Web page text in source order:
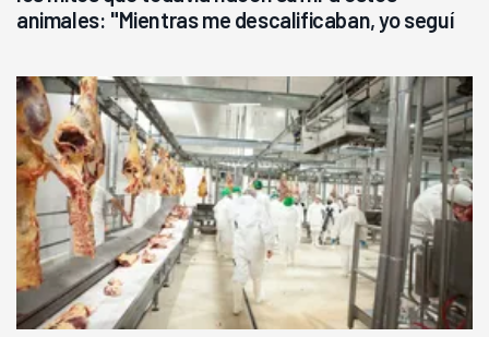
animales: "Mientras me descalificaban, yo seguí